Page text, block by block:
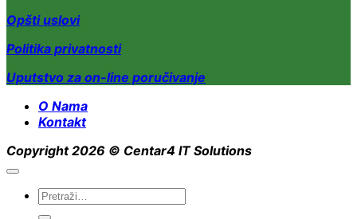
Opšti uslovi
Politika privatnosti
Uputstvo za on-line poručivanje
O Nama
Kontakt
Copyright 2026 © Centar4 IT Solutions
Pretraga
za: